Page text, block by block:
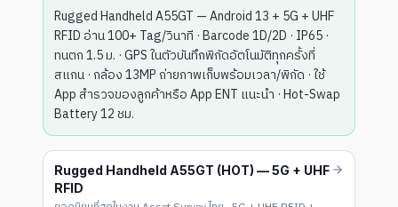
Rugged Handheld A55GT — Android 13 + 5G + UHF
RFID อ่าน 100+ Tag/วินาที · Barcode 1D/2D · IP65 ·
ทนตก 1.5 ม. · GPS ในตัวบันทึกพิกัดอัตโนมัติทุกครั้งที่
สแกน · กล้อง 13MP ถ่ายภาพเก็บพร้อมเวลา/พิกัด · ใช้
App สำรวจของลูกค้าหรือ App ENT แนะนำ · Hot-Swap
Battery 12 ชม.
Rugged Handheld A55GT (HOT) — 5G + UHF
RFID